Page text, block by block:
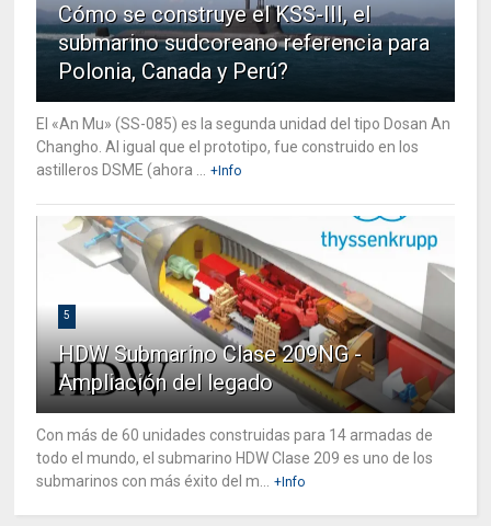
Cómo se construye el KSS-III, el
submarino sudcoreano referencia para
Polonia, Canada y Perú?
El «An Mu» (SS-085) es la segunda unidad del tipo Dosan An
Changho. Al igual que el prototipo, fue construido en los
astilleros DSME (ahora ...
+Info
5
HDW Submarino Clase 209NG -
Ampliación del legado
Con más de 60 unidades construidas para 14 armadas de
todo el mundo, el submarino HDW Clase 209 es uno de los
submarinos con más éxito del m...
+Info